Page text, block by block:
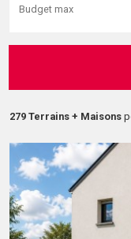
279 Terrains + Maisons